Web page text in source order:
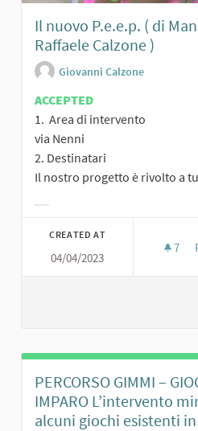
Il nuovo P.e.e.p. ( di
Raffaele Calzone )
Giovanni Calzone
ACCEPTED
1. Area di intervento
via Nenni
2. Destinatari
Il nostro progetto è rivolto a
CREATED AT
04/04/2023
7
PERCORSO GIMMI –
IMPARO L’intervento
alcuni giochi esistenti